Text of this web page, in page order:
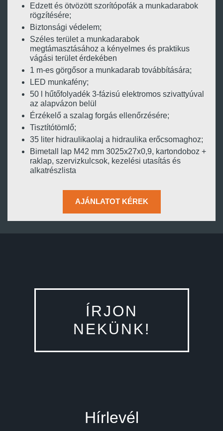
Edzett és ötvözött szorítópofák a munkadarabok
rögzítésére;
Biztonsági védelem;
Széles terület a munkadarabok
megtámasztásához a kényelmes és praktikus
vágási terület érdekében
1 m-es görgősor a munkadarab továbbítására;
LED munkafény;
50 l hűtőfolyadék 3-fázisú elektromos szivattyúval
az alapvázon belül
Érzékelő a szalag forgás ellenőrzésére;
Tisztítótömlő;
35 liter hidraulikaolaj a hidraulika erőcsomaghoz;
Bimetall lap M42 mm 3025x27x0,9, kartondoboz +
raklap, szervizkulcsok, kezelési utasítás és
alkatrészlista
AJÁNLATOT KÉREK
ÍRJON
NEKÜNK!
Hírlevél